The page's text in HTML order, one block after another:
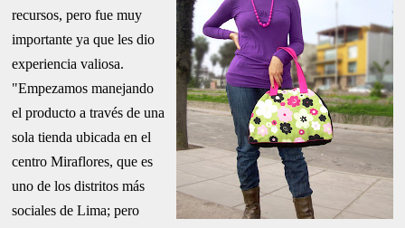
recursos, pero fue muy
importante ya que les dio
experiencia valiosa.
"Empezamos manejando
el producto a través de una
sola tienda ubicada en el
centro Miraflores, que es
uno de los distritos más
sociales de Lima; pero